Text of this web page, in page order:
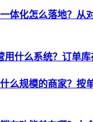
体化怎么落地？从
用什么系统？订单
么规模的商家？按